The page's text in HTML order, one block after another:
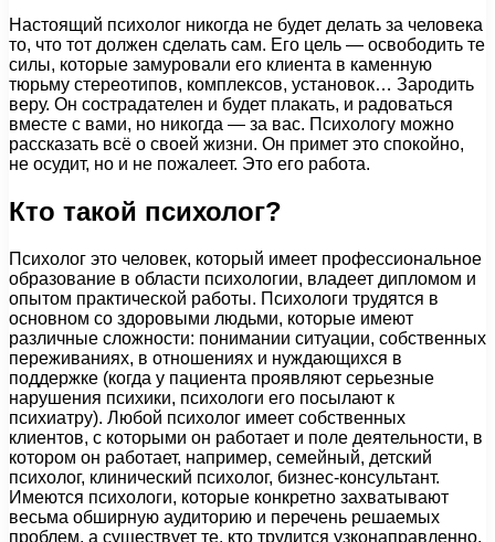
Настоящий психолог никогда не будет делать за человека
то, что тот должен сделать сам. Его цель — освободить те
силы, которые замуровали его клиента в каменную
тюрьму стереотипов, комплексов, установок… Зародить
веру. Он сострадателен и будет плакать, и радоваться
вместе с вами, но никогда — за вас. Психологу можно
рассказать всё о своей жизни. Он примет это спокойно,
не осудит, но и не пожалеет. Это его работа.
Кто такой психолог?
Психолог это человек, который имеет профессиональное
образование в области психологии, владеет дипломом и
опытом практической работы. Психологи трудятся в
основном со здоровыми людьми, которые имеют
различные сложности: понимании ситуации, собственных
переживаниях, в отношениях и нуждающихся в
поддержке (когда у пациента проявляют серьезные
нарушения психики, психологи его посылают к
психиатру). Любой психолог имеет собственных
клиентов, с которыми он работает и поле деятельности, в
котором он работает, например, семейный, детский
психолог, клинический психолог, бизнес-консультант.
Имеются психологи, которые конкретно захватывают
весьма обширную аудиторию и перечень решаемых
проблем, а существует те, кто трудится узконаправленно.